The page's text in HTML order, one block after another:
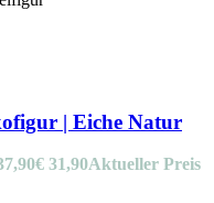
| Eiche Natur
€ 31,90Aktueller Preis